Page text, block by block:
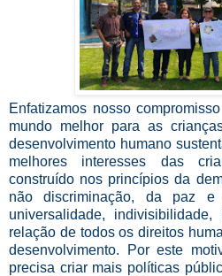
Enfatizamos nosso
mundo melhor para as
desenvolvimento humano
melhores interesses das
construído nos princípios da
não discriminação, da paz
universalidade,
relação de todos os direitos
desenvolvimento. Por este
precisa criar mais políticas